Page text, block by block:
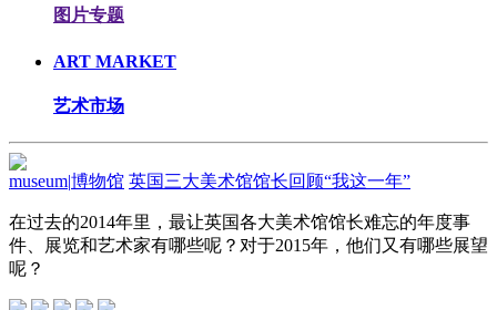
图片专题
ART MARKET
艺术市场
museum|博物馆 英国三大美术馆馆长回顾“我这一年”
在过去的2014年里，最让英国各大美术馆馆长难忘的年度事
件、展览和艺术家有哪些呢？对于2015年，他们又有哪些展望
呢？